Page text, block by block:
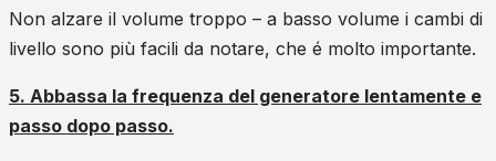
Non alzare il volume troppo – a basso volume i cambi di
livello sono più facili da notare, che é molto importante.
5. Abbassa la frequenza del generatore lentamente e
passo dopo passo.